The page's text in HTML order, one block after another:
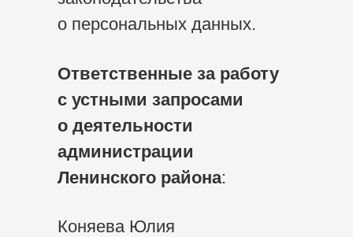
о персональных данных.
Ответственные за работу
с устными запросами
о деятельности
администрации
Ленинского района:
Коняева Юлия